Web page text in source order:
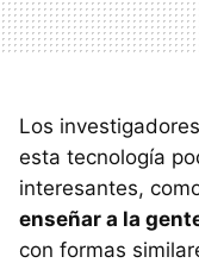
Los
esta tecnología
interesantes,
enseñar a la
con formas